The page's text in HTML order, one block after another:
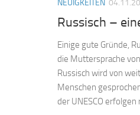
NEUIGKEITEN
Russisch –
Einige gute Gründe,
die Muttersprache
Russisch wird von
Menschen
der UNESCO erfolgen